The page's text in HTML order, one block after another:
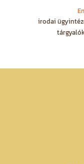
irodai